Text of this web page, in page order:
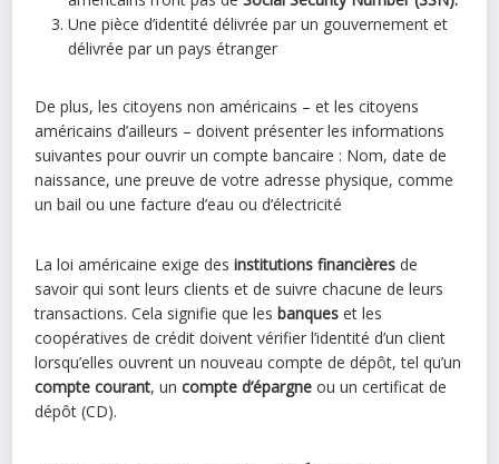
Une pièce d’identité délivrée par un gouvernement et
délivrée par un pays étranger
De plus, les citoyens non américains – et les citoyens
américains d’ailleurs – doivent présenter les informations
suivantes pour ouvrir un compte bancaire : Nom, date de
naissance, une preuve de votre adresse physique, comme
un bail ou une facture d’eau ou d’électricité
La loi américaine exige desinstitutions financières de
savoir qui sont leurs clients et de suivre chacune de leurs
transactions. Cela signifie que les banques et les
coopératives de crédit doivent vérifier l’identité d’un client
lorsqu’elles ouvrent un nouveau compte de dépôt, tel qu’un
compte courant, uncompte d’épargne ou un certificat de
dépôt (CD).